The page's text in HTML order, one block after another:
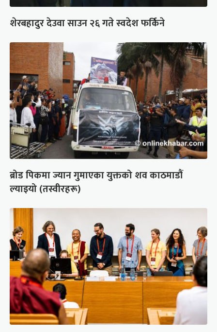
शेरबहादुर देउवा साउन २६ गते स्वदेश फर्किने
ब्रोड पिकमा ज्यान गुमाएका युक्तको शव काठमाडौं
ल्याइयो (तस्वीरहरू)